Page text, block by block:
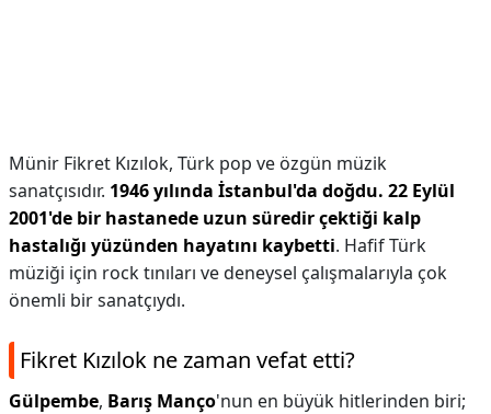
Münir Fikret Kızılok, Türk pop ve özgün müzik
sanatçısıdır. 1946 yılında İstanbul'da doğdu. 22 Eylül
2001'de bir hastanede uzun süredir çektiği kalp
hastalığı yüzünden hayatını kaybetti. Hafif Türk
müziği için rock tınıları ve deneysel çalışmalarıyla çok
önemli bir sanatçıydı.
Fikret Kızılok ne zaman vefat etti?
Gülpembe, Barış Manço'nun en büyük hitlerinden biri;